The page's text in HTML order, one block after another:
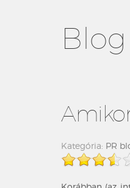
Blog
Kategória: PR